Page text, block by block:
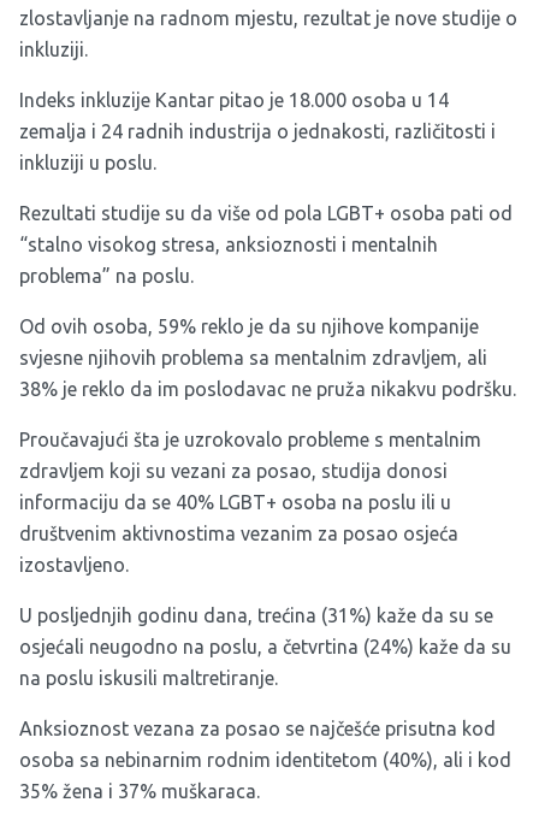
zlostavljanje na radnom mjestu, rezultat je nove studije o
inkluziji.
Indeks inkluzije Kantar pitao je 18.000 osoba u 14
zemalja i 24 radnih industrija o jednakosti, različitosti i
inkluziji u poslu.
Rezultati studije su da više od pola LGBT+ osoba pati od
“stalno visokog stresa, anksioznosti i mentalnih
problema” na poslu.
Od ovih osoba, 59% reklo je da su njihove kompanije
svjesne njihovih problema sa mentalnim zdravljem, ali
38% je reklo da im poslodavac ne pruža nikakvu podršku.
Proučavajući šta je uzrokovalo probleme s mentalnim
zdravljem koji su vezani za posao, studija donosi
informaciju da se 40% LGBT+ osoba na poslu ili u
društvenim aktivnostima vezanim za posao osjeća
izostavljeno.
U posljednjih godinu dana, trećina (31%) kaže da su se
osjećali neugodno na poslu, a četvrtina (24%) kaže da su
na poslu iskusili maltretiranje.
Anksioznost vezana za posao se najčešće prisutna kod
osoba sa nebinarnim rodnim identitetom (40%), ali i kod
35% žena i 37% muškaraca.